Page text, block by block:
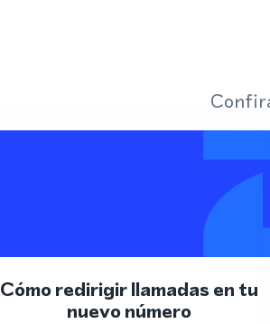
Cómo redirigir llamadas en tu
nuevo número